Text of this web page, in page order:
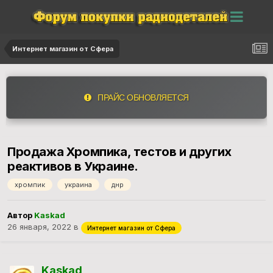
Интернет магазин от Сфера
ПРАЙС ОБНОВЛЯЕТСЯ
Продажа Хромпика, тестов и других
реактивов в Украине.
хромпик украина днр
Автор Kaskad
26 января, 2022 в Интернет магазин от Сфера
Kaskad